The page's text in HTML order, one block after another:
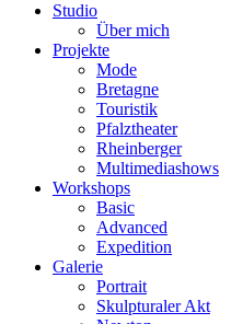
Studio
Über mich
Projekte
Mode
Bretagne
Touristik
Pfalztheater
Rheinberger
Multimediashows
Workshops
Basic
Advanced
Expedition
Galerie
Portrait
Skulpturaler Akt